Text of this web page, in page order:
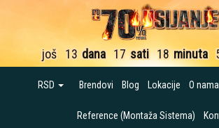
još 13 dana 17 sati 18 minuta
RSD Brendovi Blog Lokacije O nama
Reference (Montaža Sistema)